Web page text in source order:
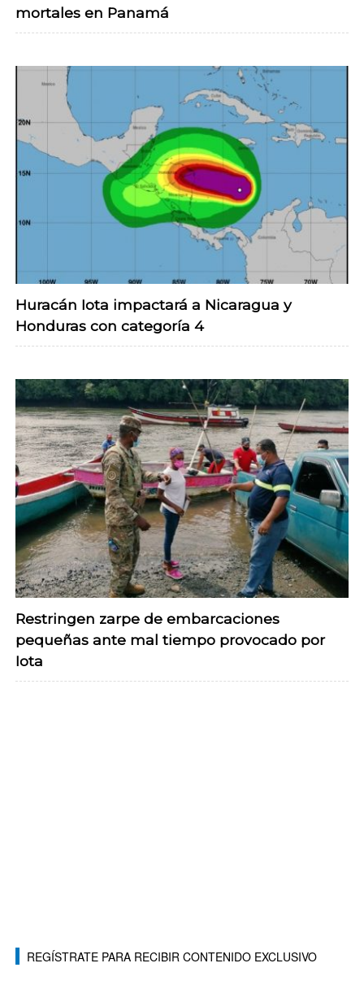
mortales en Panamá
Huracán Iota impactará a Nicaragua y
Honduras con categoría 4
Restringen zarpe de embarcaciones
pequeñas ante mal tiempo provocado por
Iota
REGÍSTRATE PARA RECIBIR CONTENIDO EXCLUSIVO